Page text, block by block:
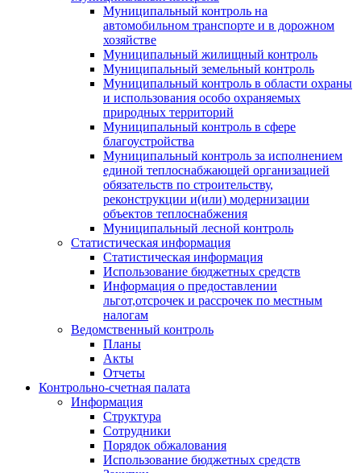
Муниципальный контроль на
автомобильном транспорте и в дорожном
хозяйстве
Муниципальный жилищный контроль
Муниципальный земельный контроль
Муниципальный контроль в области охраны
и использования особо охраняемых
природных территорий
Муниципальный контроль в сфере
благоустройства
Муниципальный контроль за исполнением
единой теплоснабжающей организацией
обязательств по строительству,
реконструкции и(или) модернизации
объектов теплоснабжения
Муниципальный лесной контроль
Статистическая информация
Статистическая информация
Использование бюджетных средств
Информация о предоставлении
льгот,отсрочек и рассрочек по местным
налогам
Ведомственный контроль
Планы
Акты
Отчеты
Контрольно-счетная палата
Информация
Структура
Сотрудники
Порядок обжалования
Использование бюджетных средств